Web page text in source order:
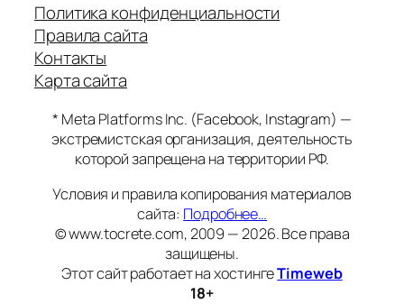
Политика конфиденциальности
Правила сайта
Контакты
Карта сайта
* Meta Platforms Inc. (Facebook, Instagram) —
экстремистская организация, деятельность
которой запрещена на территории РФ.
Условия и правила копирования материалов
сайта: Подробнее…
© www.tocrete.com, 2009 — 2026. Все права
защищены.
Этот сайт работает на хостингеTimeweb
18+